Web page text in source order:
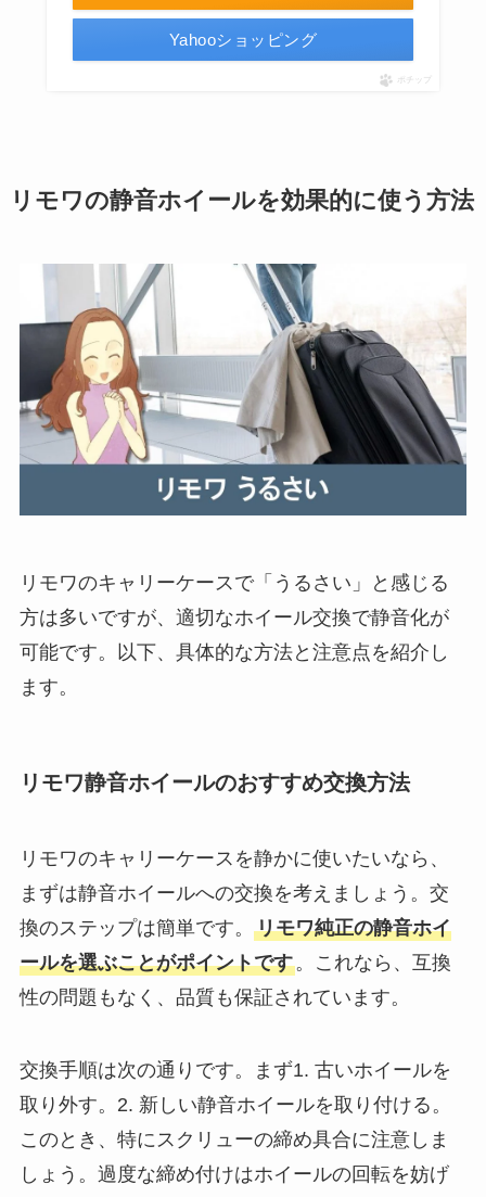
Yahooショッピング
ポチップ
リモワの静音ホイールを効果的に使う方法
リモワのキャリーケースで「うるさい」と感じる
方は多いですが、適切なホイール交換で静音化が
可能です。以下、具体的な方法と注意点を紹介し
ます。
リモワ静音ホイールのおすすめ交換方法
リモワのキャリーケースを静かに使いたいなら、
まずは静音ホイールへの交換を考えましょう。交
換のステップは簡単です。 リモワ純正の静音ホイ
ールを選ぶことがポイントです。これなら、互換
性の問題もなく、品質も保証されています。
交換手順は次の通りです。まず1. 古いホイールを
取り外す。2. 新しい静音ホイールを取り付ける。
このとき、特にスクリューの締め具合に注意しま
しょう。過度な締め付けはホイールの回転を妨げ